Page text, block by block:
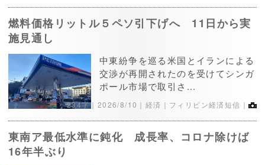
燃料価格リットル５ペソ引下げへ 11日から実
施見通し
中東紛争を巡る米国とイランによる
交渉が再開されたのを受けてシンガ
ポール市場で取引さ...
234字｜ 2026/8/10 ｜経済｜フィリピン経済短信｜
東南ア最低水準に鈍化 成長率、コロナ除けば
16年半ぶり